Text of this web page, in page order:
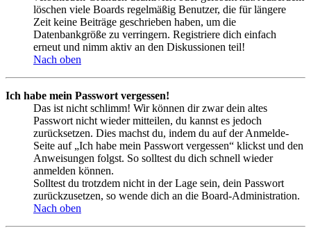
löschen viele Boards regelmäßig Benutzer, die für längere
Zeit keine Beiträge geschrieben haben, um die
Datenbankgröße zu verringern. Registriere dich einfach
erneut und nimm aktiv an den Diskussionen teil!
Nach oben
Ich habe mein Passwort vergessen!
Das ist nicht schlimm! Wir können dir zwar dein altes
Passwort nicht wieder mitteilen, du kannst es jedoch
zurücksetzen. Dies machst du, indem du auf der Anmelde-
Seite auf „Ich habe mein Passwort vergessen“ klickst und den
Anweisungen folgst. So solltest du dich schnell wieder
anmelden können.
Solltest du trotzdem nicht in der Lage sein, dein Passwort
zurückzusetzen, so wende dich an die Board-Administration.
Nach oben